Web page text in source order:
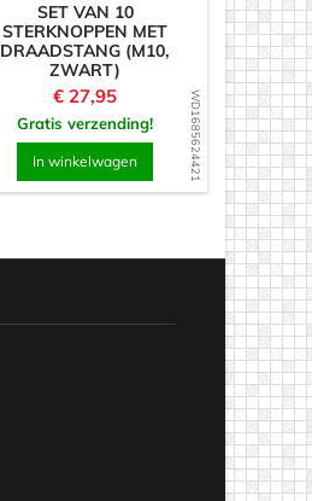
WD1685624421
SET VAN 10
STERKNOPPEN MET
DRAADSTANG (M10,
ZWART)
Prijs
€ 27,95
Gratis verzending!
In winkelwagen